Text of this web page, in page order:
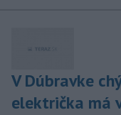
V Dúbravke
električka má